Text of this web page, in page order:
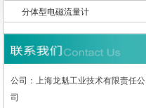
分体型电磁流量计
公司：上海龙魁工业技术有限责任公
司